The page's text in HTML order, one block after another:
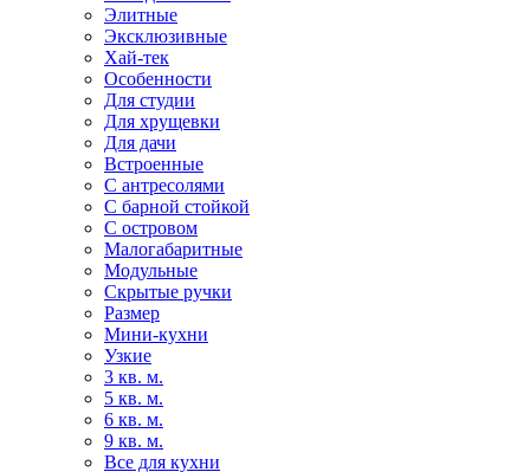
Элитные
Эксклюзивные
Хай-тек
Особенности
Для студии
Для хрущевки
Для дачи
Встроенные
С антресолями
С барной стойкой
С островом
Малогабаритные
Модульные
Скрытые ручки
Размер
Мини-кухни
Узкие
3 кв. м.
5 кв. м.
6 кв. м.
9 кв. м.
Все для кухни